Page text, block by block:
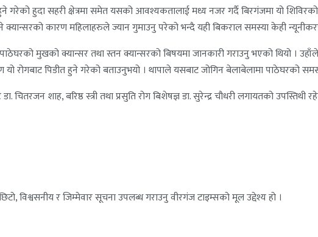
गरेको हुदा सहरी क्षेत्रमा समेत यसको आवश्यकतालाई मध्य नजर गर्दै बिरगंजमा यो
कारण महिलाहरुले ज्यान गुमाउनु परेको भन्दै यही बिकराल समस्या केही
मुखको क्यान्सर तथा स्तन क्यान्सरको बिषयमा जानकारी गराउनु भएको थियो ।
पिडीत हुने गरेको बताउनुभयो । थापाले यसबाट जोगिन बेलाबेलामा पाठेघरको
चितरजन शाह, बरिष्ठ स्त्री तथा प्रसुति रोग बिशेषज्ञ डा. सुरेन्द्र चौधरी लगायतको
विश्वसनीय र जिम्मेवार सूचना उपलब्ध गराउनु वीरगंज टाइम्सको मूल उद्देश्य हो ।